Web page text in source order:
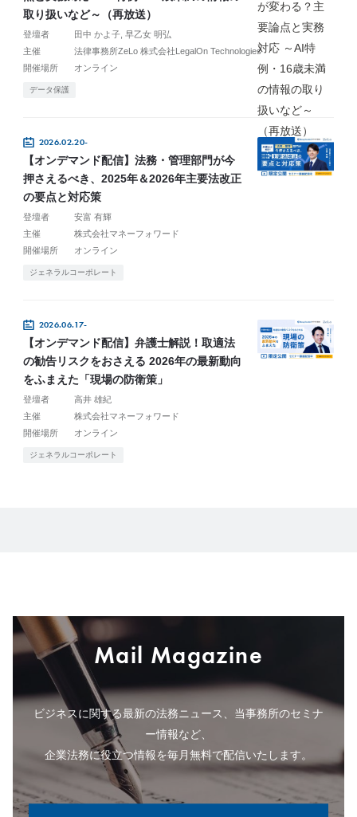
取り扱いなど～（再放送）
登壇者 田中 かよ子 早乙女 明弘
主催
法律事務所ZeLo 株式会社LegalOn Technologies
開催場所
オンライン
データ保護
2026.02.20-
【オンデマンド配信】法務・管理部門が今
押さえるべき、2025年＆2026年主要法改正
の要点と対応策
登壇者
安富 有輝
主催
株式会社マネーフォワード
開催場所
オンライン
ジェネラルコーポレート
2026.06.17-
【オンデマンド配信】弁護士解説！取適法
の勧告リスクをおさえる 2026年の最新動向
をふまえた「現場の防衛策」
登壇者
高井 雄紀
主催
株式会社マネーフォワード
開催場所
オンライン
ジェネラルコーポレート
Mail Magazine
ビジネスに関する最新の法務ニュース、当事務所のセミナ
ー情報など、
企業法務に役立つ情報を毎月無料で配信いたします。